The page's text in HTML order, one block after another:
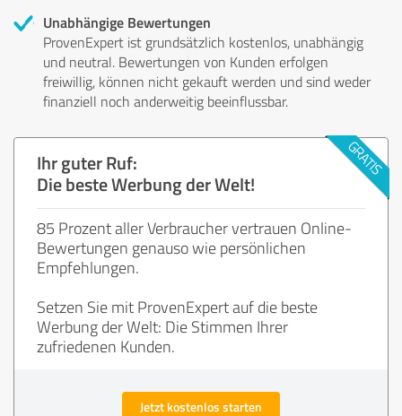
Unabhängige Bewertungen
ProvenExpert ist grundsätzlich kostenlos, unabhängig
und neutral. Bewertungen von Kunden erfolgen
freiwillig, können nicht gekauft werden und sind weder
finanziell noch anderweitig beeinflussbar.
Ihr guter Ruf:
Die beste Werbung der Welt!
85 Prozent aller Verbraucher vertrauen Online-
Bewertungen genauso wie persönlichen
Empfehlungen.
Setzen Sie mit ProvenExpert auf die beste
Werbung der Welt: Die Stimmen Ihrer
zufriedenen Kunden.
Jetzt kostenlos starten